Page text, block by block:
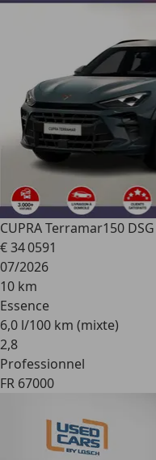
CUPRA Terramar150
€ 34 0591
07/2026
10 km
Essence
6,0 l/100 km (mixte)
2,8
Professionnel
FR 67000